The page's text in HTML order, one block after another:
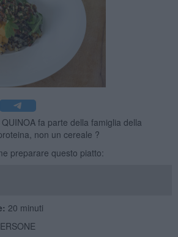
fa parte della famiglia della
non un cereale ?
preparare questo piatto:
20 minuti